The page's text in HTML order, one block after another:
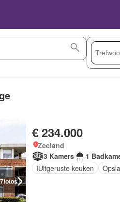
fotos
€ 234.000
Zeeland
3 Kamers
1
IUitgeruste keuken